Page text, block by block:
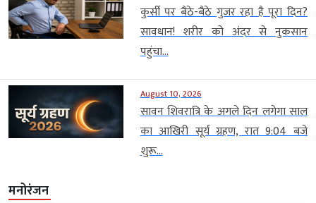
कुर्सी पर बैठे-बैठे गुजर रहा है पूरा दिन?
सावधान! शरीर को अंदर से नुकसान
पहुंचा...
August 10, 2026
सावन शिवरात्रि के अगले दिन लगेगा साल
का आखिरी सूर्य ग्रहण, रात 9:04 बजे
शुरू...
मनोरंजन